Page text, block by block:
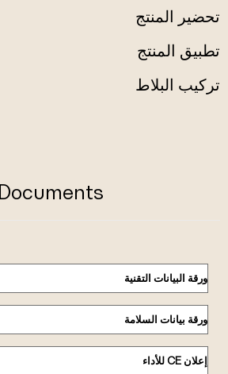
تحضير المنتج
تطبيق المنتج
تركيب البلاط
Documents
ورقة البيانات التقنية
ورقة بيانات السلامة
إعلان CE للأداء